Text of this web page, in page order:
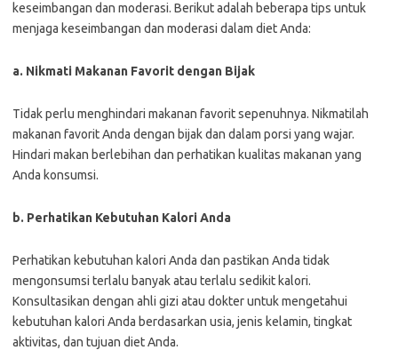
keseimbangan dan moderasi. Berikut adalah beberapa tips untuk
menjaga keseimbangan dan moderasi dalam diet Anda:
a. Nikmati Makanan Favorit dengan Bijak
Tidak perlu menghindari makanan favorit sepenuhnya. Nikmatilah
makanan favorit Anda dengan bijak dan dalam porsi yang wajar.
Hindari makan berlebihan dan perhatikan kualitas makanan yang
Anda konsumsi.
b. Perhatikan Kebutuhan Kalori Anda
Perhatikan kebutuhan kalori Anda dan pastikan Anda tidak
mengonsumsi terlalu banyak atau terlalu sedikit kalori.
Konsultasikan dengan ahli gizi atau dokter untuk mengetahui
kebutuhan kalori Anda berdasarkan usia, jenis kelamin, tingkat
aktivitas, dan tujuan diet Anda.